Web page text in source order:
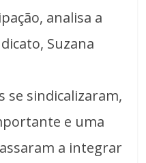
analisa a
Suzana
se sindicalizaram,
e uma
a integrar